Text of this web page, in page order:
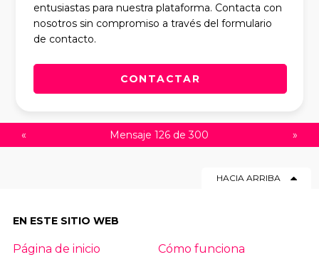
entusiastas para nuestra plataforma. Contacta con
nosotros sin compromiso a través del formulario
de contacto.
CONTACTAR
« Mensaje 126 de 300 »
HACIA ARRIBA
EN ESTE SITIO WEB
Página de inicio
Cómo funciona